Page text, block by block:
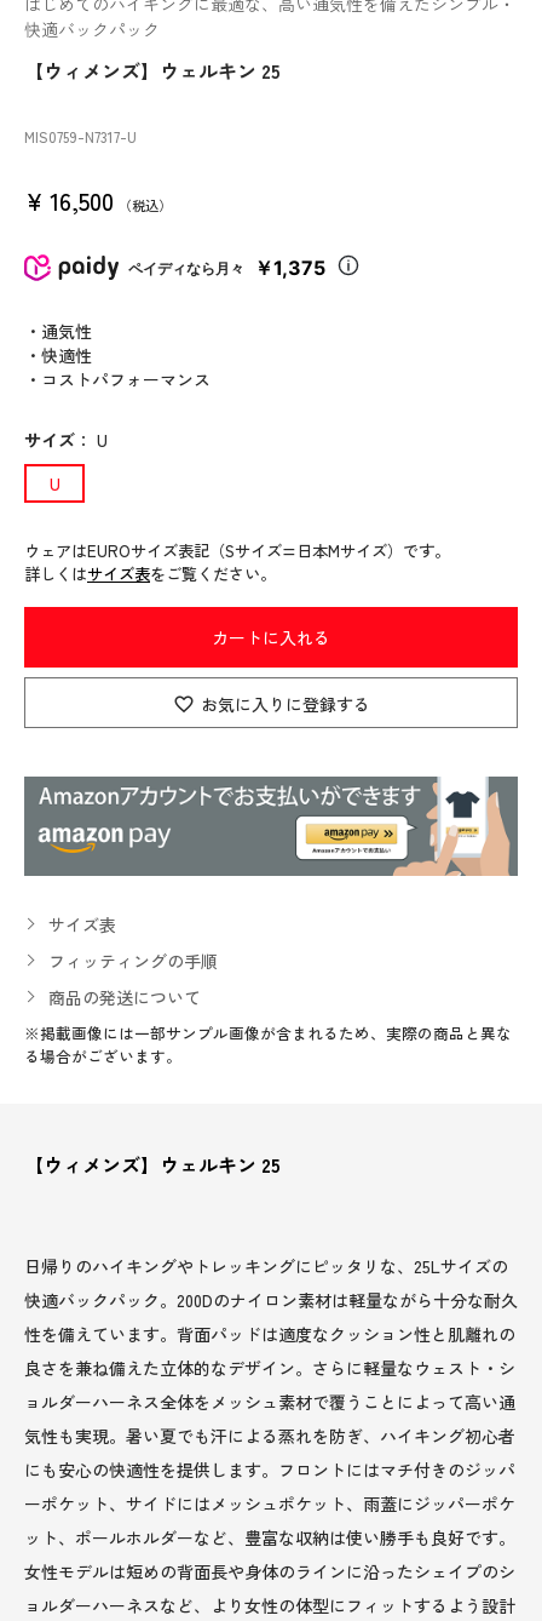
快適バックパック
【ウィメンズ】ウェルキン 25
MIS0759-N7317-U
¥ 16,500 税込
ペイディなら月々 ￥1,375
・通気性
・快適性
・コストパフォーマンス
サイズ ： U
U
ウェアはEUROサイズ表記（Sサイズ=日本Mサイズ）です。
詳しくはサイズ表をご覧ください。
カートに入れる
お気に入りに登録する
サイズ表
フィッティングの手順
商品の発送について
※掲載画像には一部サンプル画像が含まれるため、実際の商品と異な
る場合がございます。
【ウィメンズ】ウェルキン 25
日帰りのハイキングやトレッキングにピッタリな、25Lサイズの
快適バックパック。200Dのナイロン素材は軽量ながら十分な耐久
性を備えています。背面パッドは適度なクッション性と肌離れの
良さを兼ね備えた立体的なデザイン。さらに軽量なウェスト・シ
ョルダーハーネス全体をメッシュ素材で覆うことによって高い通
気性も実現。暑い夏でも汗による蒸れを防ぎ、ハイキング初心者
にも安心の快適性を提供します。フロントにはマチ付きのジッパ
ーポケット、サイドにはメッシュポケット、雨蓋にジッパーポケ
ット、ポールホルダーなど、豊富な収納は使い勝手も良好です。
女性モデルは短めの背面長や身体のラインに沿ったシェイプのシ
ョルダーハーネスなど、より女性の体型にフィットするよう設計